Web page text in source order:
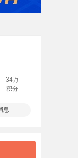
34万
积分
息